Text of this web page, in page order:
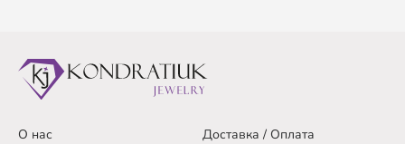
О нас
Доставка / Оплата